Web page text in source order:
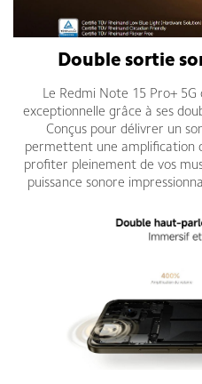
Double sortie
Le Redmi Note 15 Pro+
exceptionnelle grâce à ses
Conçus pour délivrer un
permettent une amplification
profiter pleinement de vos
puissance sonore